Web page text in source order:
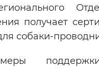
получает
собаки-
меры